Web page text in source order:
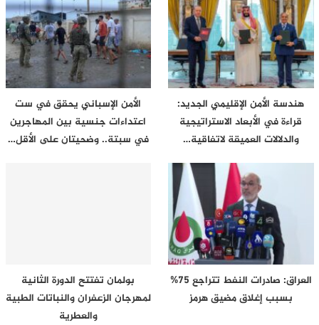
هندسة الأمن الإقليمي الجديد:
قراءة في الأبعاد الاستراتيجية
والدلالات العميقة لاتفاقية…
الأمن الإسباني يحقق في ست
اعتداءات جنسية بين المهاجرين
في سبتة.. وضحيتان على الأقل…
العراق: صادرات النفط تتراجع 75%
بسبب إغلاق مضيق هرمز
بولمان تفتتح الدورة الثانية
لمهرجان الزعفران والنباتات الطبية
والعطرية